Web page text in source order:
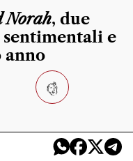
Norah, due
e